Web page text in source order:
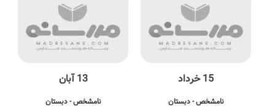
15 خرداد
نامشخص - دبستان
13 آبان
نامشخص - دبستان